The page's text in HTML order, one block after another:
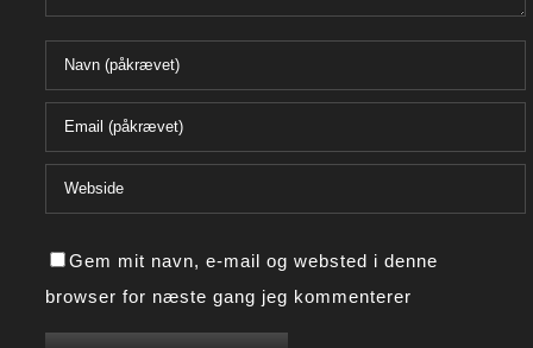
Gem mit navn, e-mail og websted i denne
browser for næste gang jeg kommenterer